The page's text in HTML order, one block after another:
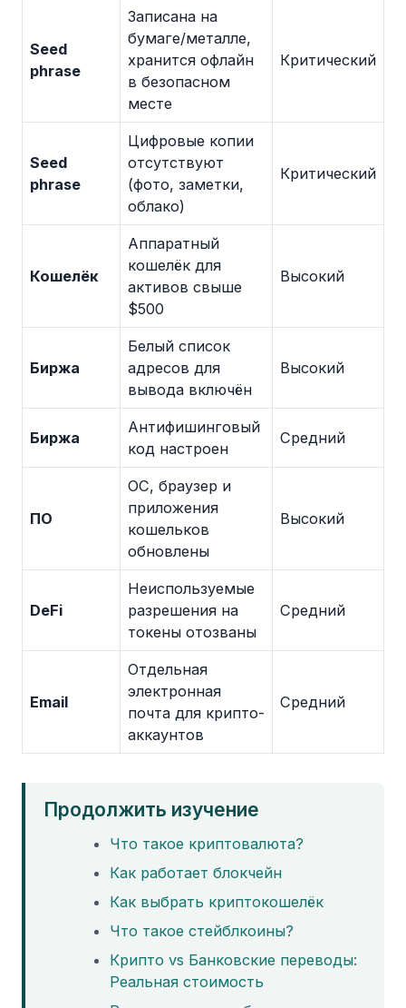
Seed
phrase
Записана на
бумаге/металле,
хранится офлайн
в безопасном
месте
Критический
Seed
phrase
Цифровые копии
отсутствуют
(фото, заметки,
облако)
Критический
Кошелёк
Аппаратный
кошелёк для
активов свыше
$500
Высокий
Биржа
Белый список
адресов для
вывода включён
Высокий
Биржа
Антифишинговый
код настроен
Средний
ПО
ОС, браузер и
приложения
кошельков
обновлены
Высокий
DeFi
Неиспользуемые
разрешения на
токены отозваны
Средний
Email
Отдельная
электронная
почта для крипто-
аккаунтов
Средний
Продолжить изучение
Что такое криптовалюта?
Как работает блокчейн
Как выбрать криптокошелёк
Что такое стейблкоины?
Крипто vs Банковские переводы:
Реальная стоимость